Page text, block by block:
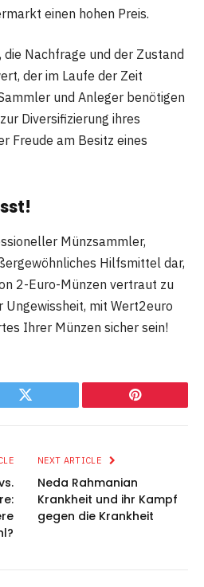
einen hohen Preis.
die Nachfrage und der Zustand
der im Laufe der Zeit
und Anleger benötigen
Diversifizierung ihres
Freude am Besitz eines
Münzsammler,
Hilfsmittel dar,
2-Euro-Münzen vertraut zu
Ungewissheit, mit Wert2euro
Ihrer Münzen sicher sein!
Twitter Pinterest
NEXT ARTICLE
Neda Rahmanian
Krankheit und ihr Kampf
gegen die Krankheit